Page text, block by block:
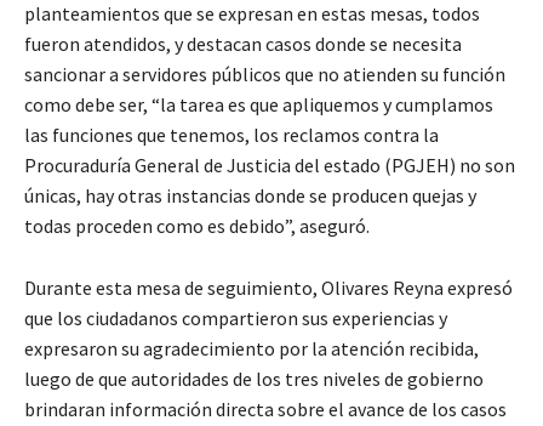
planteamientos que se expresan en estas mesas, todos
fueron atendidos, y destacan casos donde se necesita
sancionar a servidores públicos que no atienden su función
como debe ser, “la tarea es que apliquemos y cumplamos
las funciones que tenemos, los reclamos contra la
Procuraduría General de Justicia del estado (PGJEH) no son
únicas, hay otras instancias donde se producen quejas y
todas proceden como es debido”, aseguró.
Durante esta mesa de seguimiento, Olivares Reyna expresó
que los ciudadanos compartieron sus experiencias y
expresaron su agradecimiento por la atención recibida,
luego de que autoridades de los tres niveles de gobierno
brindaran información directa sobre el avance de los casos